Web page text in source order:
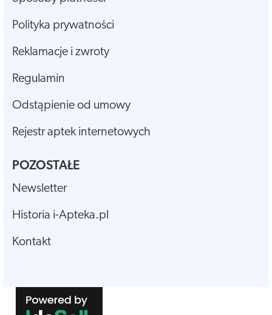
Polityka prywatności
Reklamacje i zwroty
Regulamin
Odstąpienie od umowy
Rejestr aptek internetowych
POZOSTAŁE
Newsletter
Historia i-Apteka.pl
Kontakt